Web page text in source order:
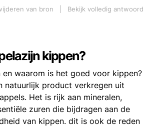
van bron
Bekijk volledig antwoord
kippen?
en waarom is het goed voor kippen?
natuurlijk product verkregen uit
Het is rijk aan mineralen,
zuren die bijdragen aan de
van kippen. dit is ook de reden